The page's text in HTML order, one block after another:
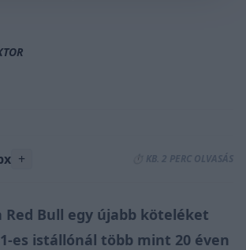
+ ⏱️ KB. 2 PERC OLVASÁS
Red Bull egy újabb köteléket
es istállónál több mint 20 éven